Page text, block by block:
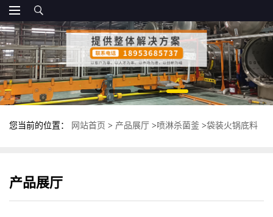
您当前的位置： 网站首页 > 产品展厅 >喷淋杀菌釜 >袋装火锅底料
产品展厅